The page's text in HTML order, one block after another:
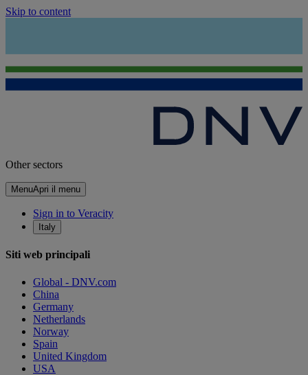
Skip to content
Other sectors
MenuApri il menu
Sign in to Veracity
Italy
Siti web principali
Global - DNV.com
China
Germany
Netherlands
Norway
Spain
United Kingdom
USA